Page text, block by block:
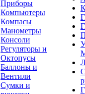
Приборы
Компьютеры
Компасы
Манометры
Консоли
Регуляторы и
Октопусы
Баллоны и
Вентили
Сумки и